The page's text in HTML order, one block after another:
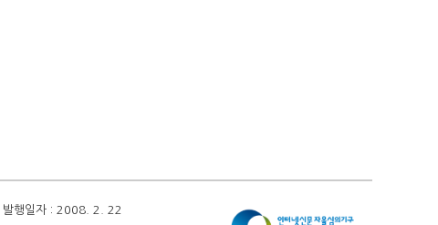
발행일자 : 2008. 2. 22